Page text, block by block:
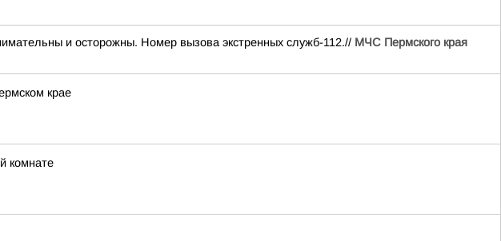
и осторожны. Номер вызова экстренных служб-112.// МЧС Пермского края
крае
комнате